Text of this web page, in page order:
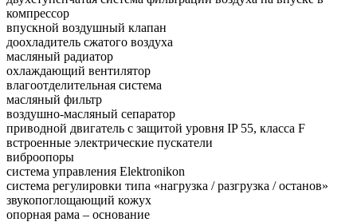
компрессор
впускной воздушный клапан
доохладитель сжатого воздуха
масляный радиатор
охлаждающий вентилятор
влагоотделительная система
масляный фильтр
воздушно-масляный сепаратор
приводной двигатель с защитой уровня IP 55, класса F
встроенные электрические пускатели
виброопоры
система управления Elektronikon
система регулировки типа «нагрузка / разгрузка / останов»
звукопоглощающий кожух
опорная рама – основание